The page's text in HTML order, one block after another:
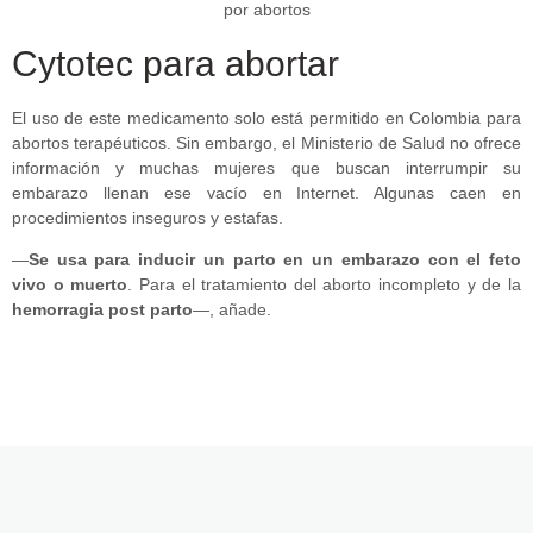
Cytotec para abortar
El uso de este medicamento solo está permitido en Colombia para
abortos terapéuticos. Sin embargo, el Ministerio de Salud no ofrece
información y muchas mujeres que buscan interrumpir su
embarazo llenan ese vacío en Internet. Algunas caen en
procedimientos inseguros y estafas.
—Se usa para inducir un parto en un embarazo con el feto
vivo o muerto . Para el tratamiento del aborto incompleto y de la
hemorragia post parto—, añade.